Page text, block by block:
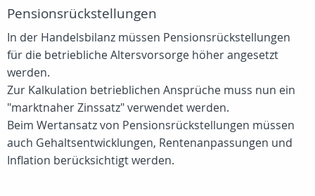
Pensionsrückstellungen
In der Handelsbilanz müssen Pensionsrückstellungen
für die betriebliche Altersvorsorge höher angesetzt
werden.
Zur Kalkulation betrieblichen Ansprüche muss nun ein
"marktnaher Zinssatz" verwendet werden.
Beim Wertansatz von Pensionsrückstellungen müssen
auch Gehaltsentwicklungen, Rentenanpassungen und
Inflation berücksichtigt werden.